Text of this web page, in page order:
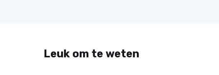
Leuk om te weten